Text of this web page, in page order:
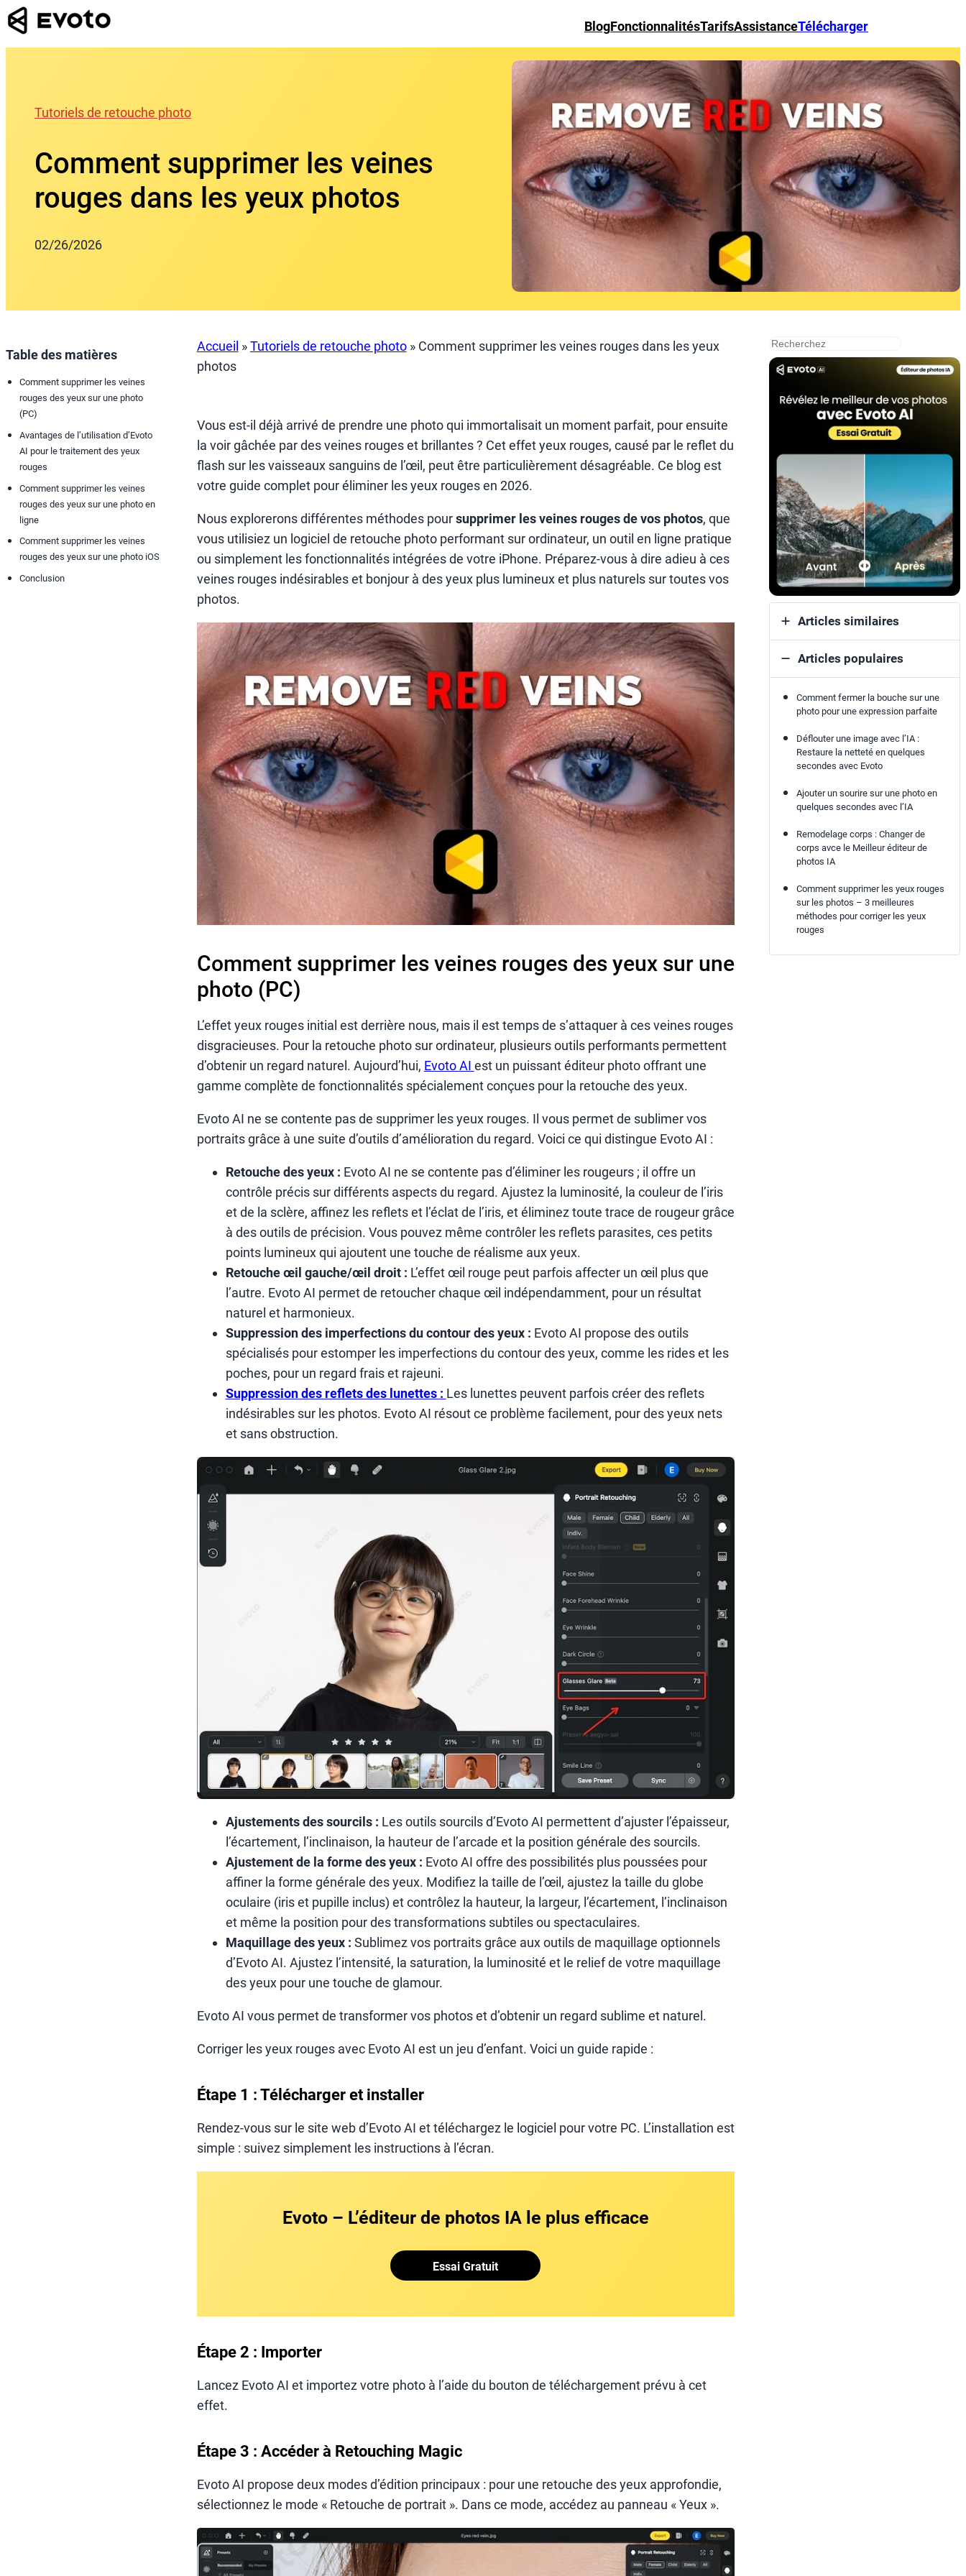
Skip
to
BlogFonctionnalitésTarifsAssistanceTélécharger
Tutoriels de retouche photo
Comment supprimer les veines
rouges dans les yeux photos
02/26/2026
Table des matières
Comment supprimer les veines
rouges des yeux sur une photo
(PC)
Avantages de l’utilisation d’Evoto
AI pour le traitement des yeux
rouges
Comment supprimer les veines
rouges des yeux sur une photo en
ligne
Comment supprimer les veines
rouges des yeux sur une photo iOS
Conclusion
Accueil »Tutoriels de retouche photo» Comment supprimer les veines rouges dans les yeux
photos
Vous est-il déjà arrivé de prendre une photo qui immortalisait un moment parfait, pour ensuite
la voir gâchée par des veines rouges et brillantes ? Cet effet yeux rouges, causé par le reflet du
flash sur les vaisseaux sanguins de l’œil, peut être particulièrement désagréable. Ce blog est
votre guide complet pour éliminer les yeux rouges en 2026.
Nous explorerons différentes méthodes poursupprimer les veines rouges de vos photos, que
vous utilisiez un logiciel de retouche photo performant sur ordinateur, un outil en ligne pratique
ou simplement les fonctionnalités intégrées de votre iPhone. Préparez-vous à dire adieu à ces
veines rouges indésirables et bonjour à des yeux plus lumineux et plus naturels sur toutes vos
photos.
Comment supprimer les veines rouges des yeux sur une
photo (PC)
L’effet yeux rouges initial est derrière nous, mais il est temps de s’attaquer à ces veines rouges
disgracieuses. Pour la retouche photo sur ordinateur, plusieurs outils performants permettent
d’obtenir un regard naturel. Aujourd’hui, Evoto AI est un puissant éditeur photo offrant une
gamme complète de fonctionnalités spécialement conçues pour la retouche des yeux.
Evoto AI ne se contente pas de supprimer les yeux rouges. Il vous permet de sublimer vos
portraits grâce à une suite d’outils d’amélioration du regard. Voici ce qui distingue Evoto AI :
Retouche des yeux : Evoto AI ne se contente pas d’éliminer les rougeurs ; il offre un
contrôle précis sur différents aspects du regard. Ajustez la luminosité, la couleur de l’iris
et de la sclère, affinez les reflets et l’éclat de l’iris, et éliminez toute trace de rougeur grâce
à des outils de précision. Vous pouvez même contrôler les reflets parasites, ces petits
points lumineux qui ajoutent une touche de réalisme aux yeux.
Retouche œil gauche/œil droit : L’effet œil rouge peut parfois affecter un œil plus que
l’autre. Evoto AI permet de retoucher chaque œil indépendamment, pour un résultat
naturel et harmonieux.
Suppression des imperfections du contour des yeux : Evoto AI propose des outils
spécialisés pour estomper les imperfections du contour des yeux, comme les rides et les
poches, pour un regard frais et rajeuni.
Suppression des reflets des lunettes : Les lunettes peuvent parfois créer des reflets
indésirables sur les photos. Evoto AI résout ce problème facilement, pour des yeux nets
et sans obstruction.
Ajustements des sourcils : Les outils sourcils d’Evoto AI permettent d’ajuster l’épaisseur,
l’écartement, l’inclinaison, la hauteur de l’arcade et la position générale des sourcils.
Ajustement de la forme des yeux : Evoto AI offre des possibilités plus poussées pour
affiner la forme générale des yeux. Modifiez la taille de l’œil, ajustez la taille du globe
oculaire (iris et pupille inclus) et contrôlez la hauteur, la largeur, l’écartement, l’inclinaison
et même la position pour des transformations subtiles ou spectaculaires.
Maquillage des yeux : Sublimez vos portraits grâce aux outils de maquillage optionnels
d’Evoto AI. Ajustez l’intensité, la saturation, la luminosité et le relief de votre maquillage
des yeux pour une touche de glamour.
Evoto AI vous permet de transformer vos photos et d’obtenir un regard sublime et naturel.
Corriger les yeux rouges avec Evoto AI est un jeu d’enfant. Voici un guide rapide :
Étape 1 : Télécharger et installer
Rendez-vous sur le site web d’Evoto AI et téléchargez le logiciel pour votre PC. L’installation est
simple : suivez simplement les instructions à l’écran.
Evoto – L’éditeur de photos IA le plus efficace
Essai Gratuit
Étape 2 : Importer
Lancez Evoto AI et importez votre photo à l’aide du bouton de téléchargement prévu à cet
effet.
Étape 3 : Accéder à Retouching Magic
Evoto AI propose deux modes d’édition principaux : pour une retouche des yeux approfondie,
sélectionnez le mode « Retouche de portrait ». Dans ce mode, accédez au panneau « Yeux ».
搜
索
Articles similaires
Articles populaires
Comment fermer la bouche sur une
photo pour une expression parfaite
Déflouter une image avec l’IA :
Restaure la netteté en quelques
secondes avec Evoto
Ajouter un sourire sur une photo en
quelques secondes avec l’IA
Remodelage corps : Changer de
corps avce le Meilleur éditeur de
photos IA
Comment supprimer les yeux rouges
sur les photos – 3 meilleures
méthodes pour corriger les yeux
rouges